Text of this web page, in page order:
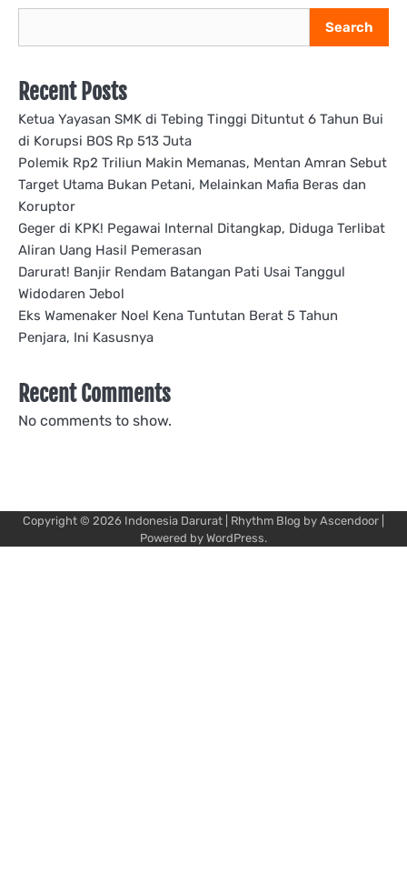
Search
Recent Posts
Ketua Yayasan SMK di Tebing Tinggi Dituntut 6 Tahun Bui
di Korupsi BOS Rp 513 Juta
Polemik Rp2 Triliun Makin Memanas, Mentan Amran Sebut
Target Utama Bukan Petani, Melainkan Mafia Beras dan
Koruptor
Geger di KPK! Pegawai Internal Ditangkap, Diduga Terlibat
Aliran Uang Hasil Pemerasan
Darurat! Banjir Rendam Batangan Pati Usai Tanggul
Widodaren Jebol
Eks Wamenaker Noel Kena Tuntutan Berat 5 Tahun
Penjara, Ini Kasusnya
Recent Comments
No comments to show.
Copyright © 2026 Indonesia Darurat | Rhythm Blog by Ascendoor
Powered by WordPress.